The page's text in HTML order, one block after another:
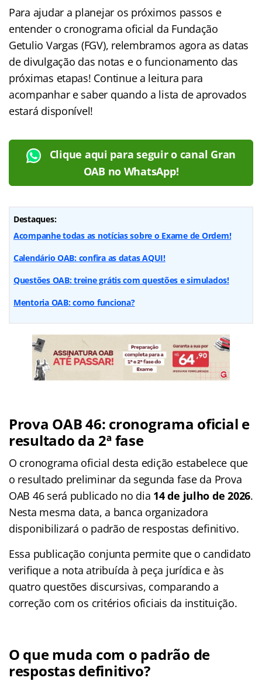
Para ajudar a planejar os próximos passos e
entender o cronograma oficial da Fundação
Getulio Vargas (FGV), relembramos agora as datas
de divulgação das notas e o funcionamento das
próximas etapas! Continue a leitura para
acompanhar e saber quando a lista de aprovados
estará disponível!
Clique aqui para seguir o canal Gran
OAB no WhatsApp!
Destaques:
Acompanhe todas as notícias sobre o Exame de Ordem!
Calendário OAB: confira as datas AQUI!
Questões OAB: treine grátis com questões e simulados!
Mentoria OAB: como funciona?
Prova OAB 46: cronograma oficial e
resultado da 2ª fase
O cronograma oficial desta edição estabelece que
o resultado preliminar da segunda fase da Prova
OAB 46 será publicado no dia 14 de julho de 2026.
Nesta mesma data, a banca organizadora
disponibilizará o padrão de respostas definitivo.
Essa publicação conjunta permite que o candidato
verifique a nota atribuída à peça jurídica e às
quatro questões discursivas, comparando a
correção com os critérios oficiais da instituição.
O que muda com o padrão de
respostas definitivo?